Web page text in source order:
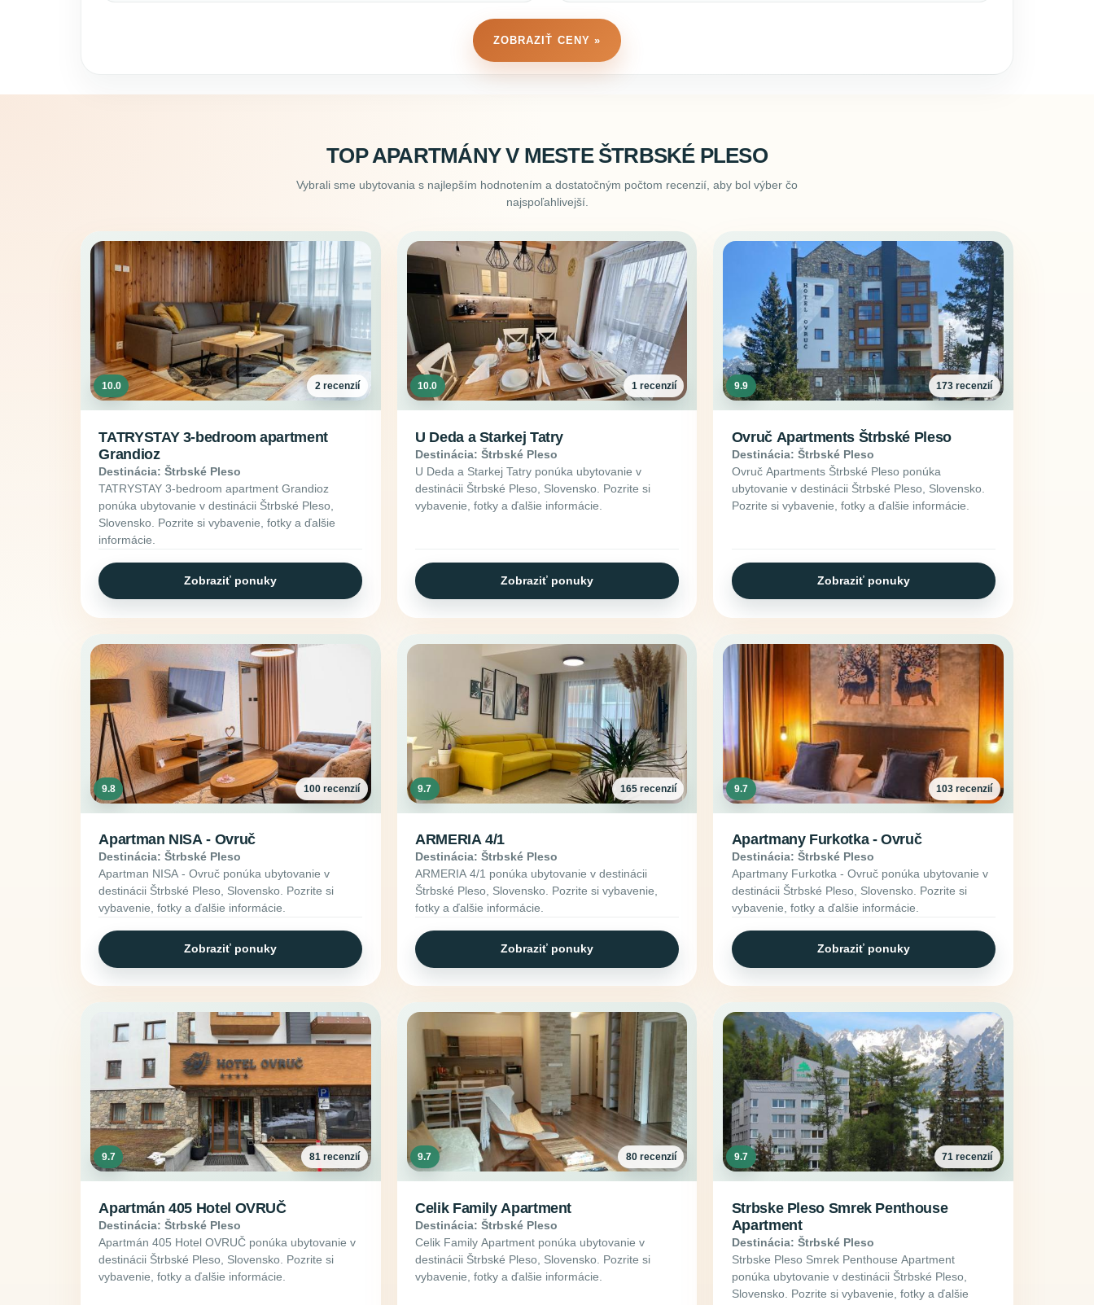
ZOBRAZIŤ CENY »
TOP APARTMÁNY V MESTE ŠTRBSKÉ PLESO
Vybrali sme ubytovania s najlepším hodnotením a dostatočným počtom recenzií, aby bol výber čo
najspoľahlivejší.
10.0 2 recenzií
TATRYSTAY 3-bedroom apartment
Grandioz
Destinácia: Štrbské Pleso
TATRYSTAY 3-bedroom apartment Grandioz
ponúka ubytovanie v destinácii Štrbské Pleso,
Slovensko. Pozrite si vybavenie, fotky a ďalšie
informácie.
Zobraziť ponuky
10.0 1 recenzií
U Deda a Starkej Tatry
Destinácia: Štrbské Pleso
U Deda a Starkej Tatry ponúka ubytovanie v
destinácii Štrbské Pleso, Slovensko. Pozrite si
vybavenie, fotky a ďalšie informácie.
Zobraziť ponuky
9.9 173 recenzií
Ovruč Apartments Štrbské Pleso
Destinácia: Štrbské Pleso
Ovruč Apartments Štrbské Pleso ponúka
ubytovanie v destinácii Štrbské Pleso, Slovensko.
Pozrite si vybavenie, fotky a ďalšie informácie.
Zobraziť ponuky
9.8 100 recenzií
Apartman NISA - Ovruč
Destinácia: Štrbské Pleso
Apartman NISA - Ovruč ponúka ubytovanie v
destinácii Štrbské Pleso, Slovensko. Pozrite si
vybavenie, fotky a ďalšie informácie.
Zobraziť ponuky
9.7 165 recenzií
ARMERIA 4/1
Destinácia: Štrbské Pleso
ARMERIA 4/1 ponúka ubytovanie v destinácii
Štrbské Pleso, Slovensko. Pozrite si vybavenie,
fotky a ďalšie informácie.
Zobraziť ponuky
9.7 103 recenzií
Apartmany Furkotka - Ovruč
Destinácia: Štrbské Pleso
Apartmany Furkotka - Ovruč ponúka ubytovanie v
destinácii Štrbské Pleso, Slovensko. Pozrite si
vybavenie, fotky a ďalšie informácie.
Zobraziť ponuky
9.7 81 recenzií
Apartmán 405 Hotel OVRUČ
Destinácia: Štrbské Pleso
Apartmán 405 Hotel OVRUČ ponúka ubytovanie v
destinácii Štrbské Pleso, Slovensko. Pozrite si
vybavenie, fotky a ďalšie informácie.
9.7 80 recenzií
Celik Family Apartment
Destinácia: Štrbské Pleso
Celik Family Apartment ponúka ubytovanie v
destinácii Štrbské Pleso, Slovensko. Pozrite si
vybavenie, fotky a ďalšie informácie.
9.7 71 recenzií
Strbske Pleso Smrek Penthouse
Apartment
Destinácia: Štrbské Pleso
Strbske Pleso Smrek Penthouse Apartment
ponúka ubytovanie v destinácii Štrbské Pleso,
Slovensko. Pozrite si vybavenie, fotky a ďalšie